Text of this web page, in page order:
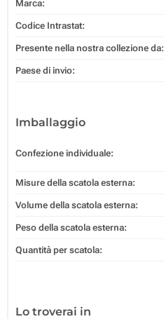
Marca:
Codice Intrastat:
Presente nella nostra collezione da:
Paese di invio:
Imballaggio
Confezione individuale:
Misure della scatola esterna:
Volume della scatola esterna:
Peso della scatola esterna:
Quantità per scatola:
Lo troverai in